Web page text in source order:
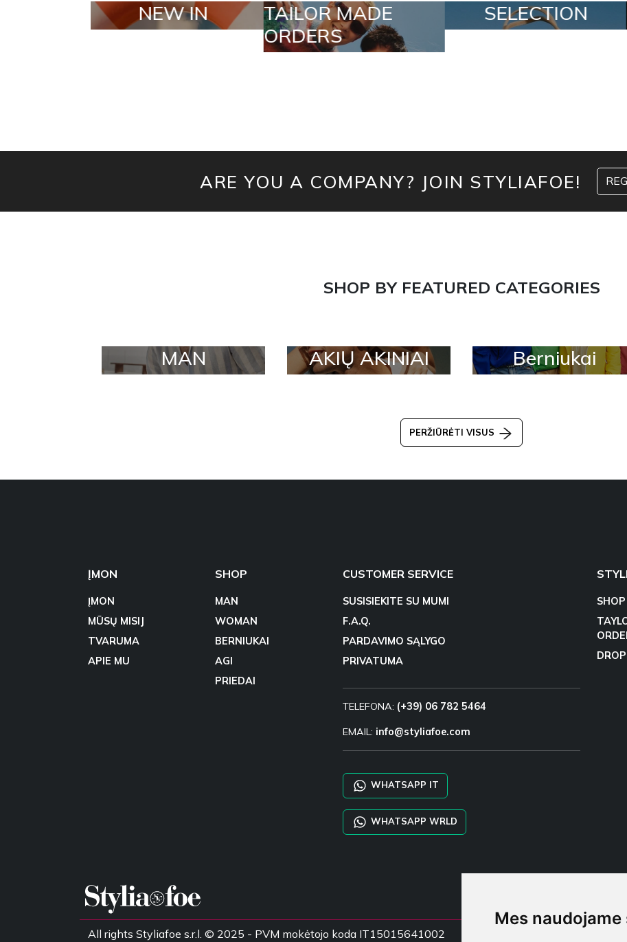
Mes
TAILOR MADE
ORDERS
SELECTION SPECIAL LOTS
ARE YOU A COMPANY? JOIN STYLIAFOE!
SHOP BY FEATURED CATEGORIES
MAN AKIŲ AKINIAI Berniukai
PERŽIŪRĖTI VISUS
ĮMON
ĮMON
MŪSŲ MISIJ
TVARUMA
APIE MU
SHOP
MAN
WOMAN
BERNIUKAI
AGI
PRIEDAI
CUSTOMER SERVICE
SUSISIEKITE SU MUMI
F.A.Q.
PARDAVIMO SĄLYGO
PRIVATUMA
TELEFONA: (+39) 06 782 5464
EMAIL: info@styliafoe.com
WHATSAPP IT
WHATSAPP WRLD
All rights Styliafoe s.r.l. © 2025 - PVM mokėtojo koda IT15015641002